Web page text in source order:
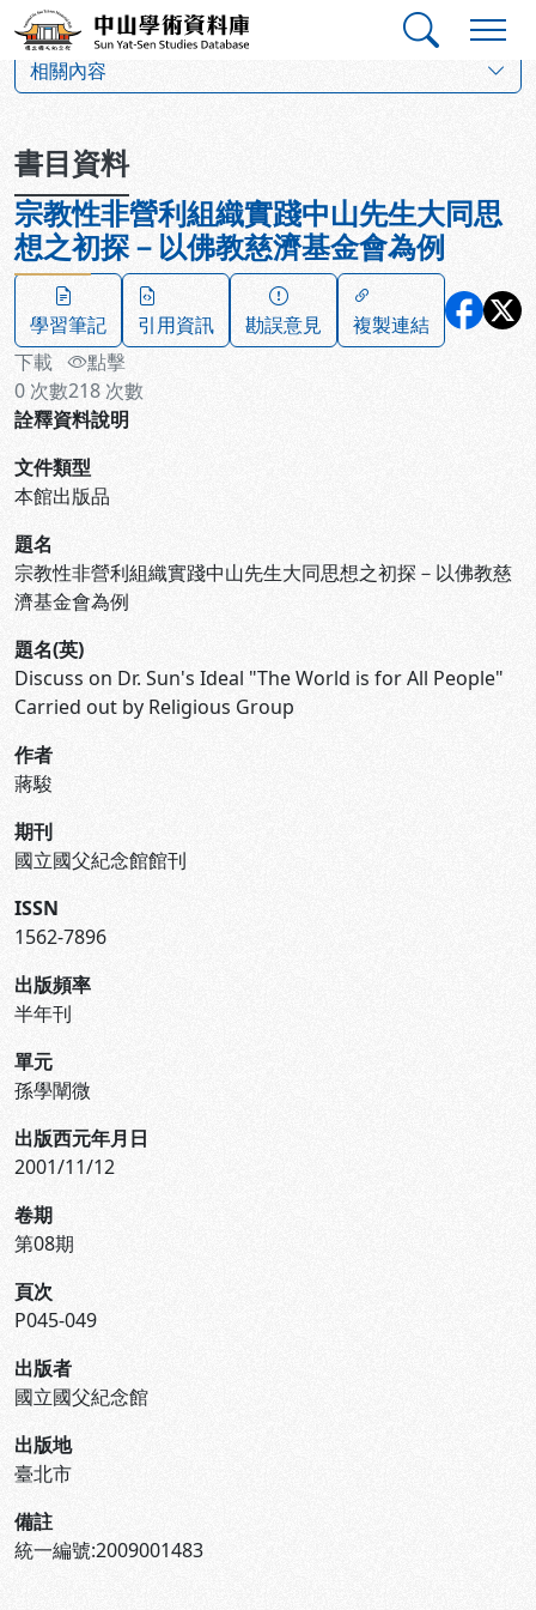
跳到主要內容
中山學術資料庫
相關內容
書目資料
宗教性非營利組織實踐中山先生大同思
想之初探－以佛教慈濟基金會為例
學習筆記 引用資訊 勘誤意見
複製連結
下載
0 次數
點擊
218 次數
詮釋資料說明
文件類型
本館出版品
題名
宗教性非營利組織實踐中山先生大同思想之初探－以佛教慈
濟基金會為例
題名(英)
Discuss on Dr. Sun's Ideal "The World is for All People"
Carried out by Religious Group
作者
蔣駿
期刊
國立國父紀念館館刊
ISSN
1562-7896
出版頻率
半年刊
單元
孫學闡微
出版西元年月日
2001/11/12
卷期
第08期
頁次
P045-049
出版者
國立國父紀念館
出版地
臺北市
備註
統一編號:2009001483